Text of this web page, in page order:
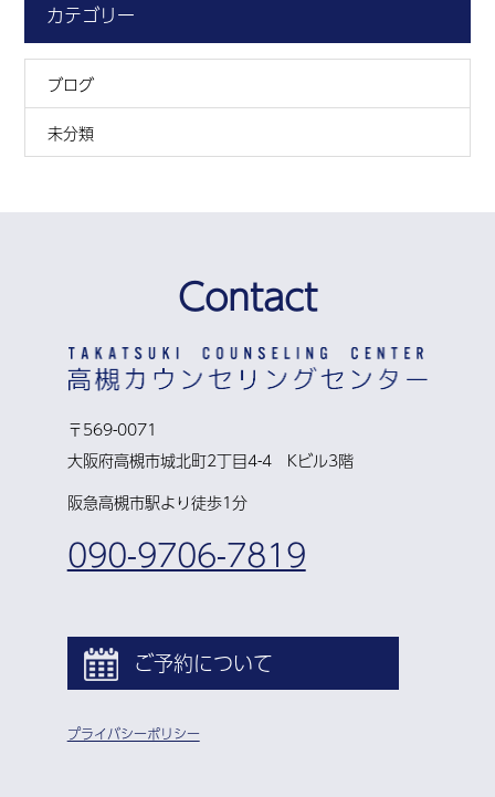
カテゴリー
ブログ
未分類
Contact
〒569-0071
大阪府高槻市城北町2丁目4-4 Kビル3階
阪急高槻市駅より徒歩1分
090-9706-7819
ご予約について
プライバシーポリシー